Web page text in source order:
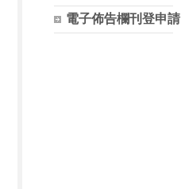
電子佈告欄刊登申請